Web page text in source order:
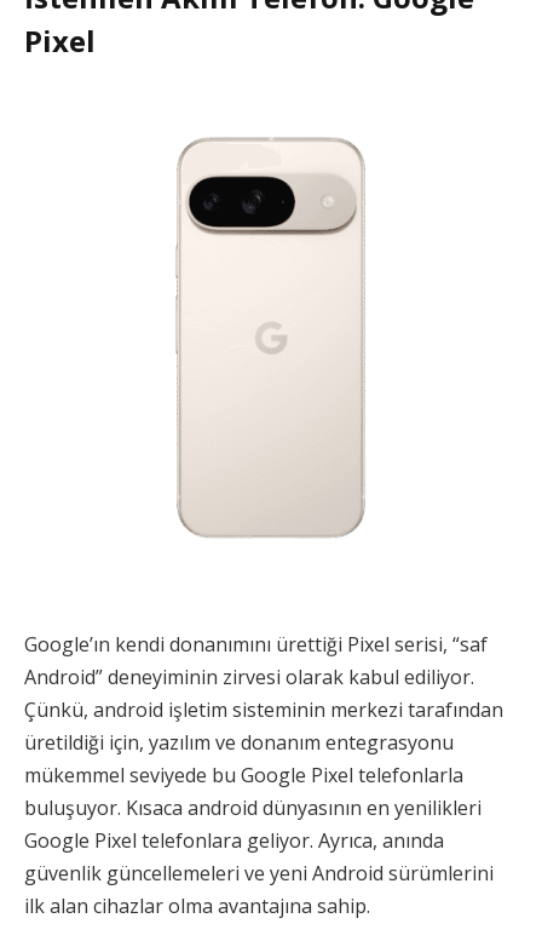
Pixel
Google’ın kendi donanımını ürettiği Pixel serisi, “saf
Android” deneyiminin zirvesi olarak kabul ediliyor.
Çünkü, android işletim sisteminin merkezi tarafından
üretildiği için, yazılım ve donanım entegrasyonu
mükemmel seviyede bu Google Pixel telefonlarla
buluşuyor. Kısaca android dünyasının en yenilikleri
Google Pixel telefonlara geliyor. Ayrıca, anında
güvenlik güncellemeleri ve yeni Android sürümlerini
ilk alan cihazlar olma avantajına sahip.